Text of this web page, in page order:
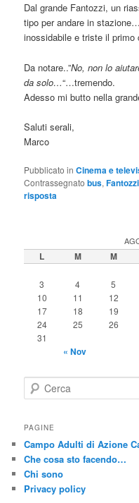
Dal grande Fantozzi, un
tipo per andare in
inossidabile e triste il primo
Da notare..”No, non lo
da solo…“…tremendo.
Adesso mi butto nella
Saluti serali,
Marco
Pubblicato in Cinema e
Contrassegnato bus,Fantozzi
risposta
L M M
3
4 5
10
11 12
17
18 19
24
25 26
31
« Nov
e
c
PAGINE
Campo Adulti di Azione
Che cosa sto facendo…
Chi sono
Privacy policy